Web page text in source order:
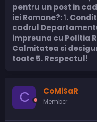
pentru un post in
iei Romane?: 1.
cadrul
impreuna cu Politia
Calmitatea si
toate 5. Respectul!
C CoMiSaR
Member